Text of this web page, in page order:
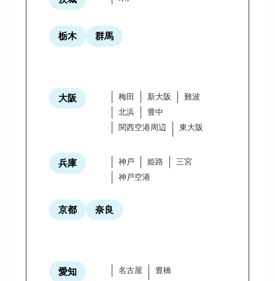
栃木 群馬
大阪 梅田 新大阪
難波
北浜
豊中
関西空港周辺
東大阪
兵庫 神戸 姫路
三宮
神戸空港
京都 奈良
愛知 名古屋 豊橋